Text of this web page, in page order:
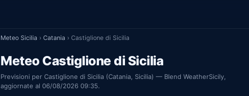
Meteo Sicilia › Catania › Castiglione di Sicilia
Meteo Castiglione di Sicilia
Previsioni per Castiglione di Sicilia (Catania, Sicilia) — Blend WeatherSicily,
aggiornate al 06/08/2026 09:35.